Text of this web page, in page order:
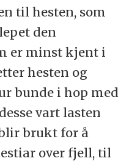
til hesten, som
den
er minst kjent i
hesten og
bunde i hop med
vart lasten
brukt for å
over fjell, til